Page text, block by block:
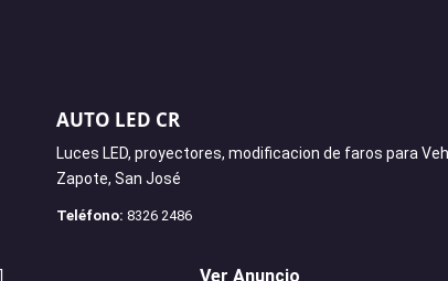
AUTO LED CR
Luces LED, proyectores, modificacion de faros para
Zapote, San José
Teléfono: 8326 2486
Ver Anuncio